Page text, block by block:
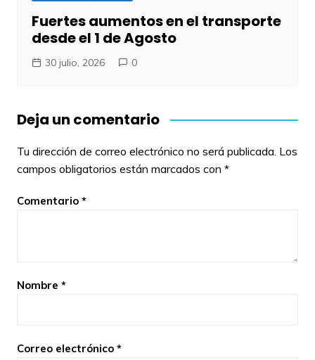
Fuertes aumentos en el transporte
desde el 1 de Agosto
30 julio, 2026 0
Deja un comentario
Tu dirección de correo electrónico no será publicada. Los
campos obligatorios están marcados con *
Comentario *
Nombre *
Correo electrónico *